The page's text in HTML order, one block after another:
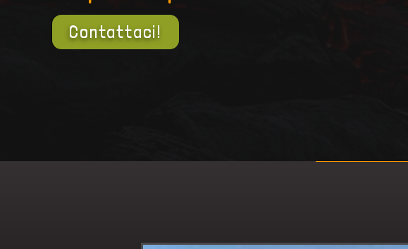
Contattaci!